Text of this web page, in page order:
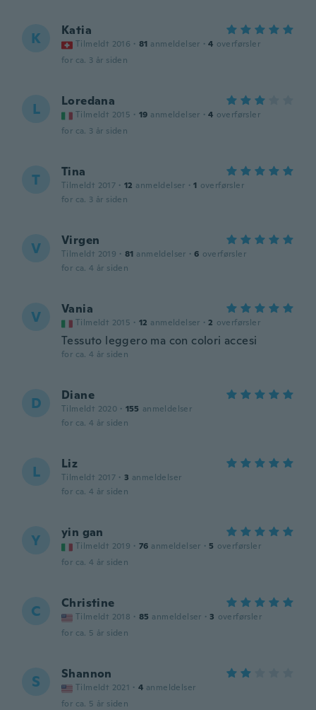
K Katia
Tilmeldt 2016 · 81 anmeldelser · 4 overførsler
for ca. 3 år siden
L Loredana
Tilmeldt 2015 · 19 anmeldelser · 4 overførsler
for ca. 3 år siden
T Tina
Tilmeldt 2017 · 12 anmeldelser · 1 overførsler
for ca. 3 år siden
V Virgen
Tilmeldt 2019 · 81 anmeldelser · 6 overførsler
for ca. 4 år siden
V Vania
Tilmeldt 2015 · 12 anmeldelser · 2 overførsler
Tessuto leggero ma con colori accesi
for ca. 4 år siden
D Diane
Tilmeldt 2020 · 155 anmeldelser
for ca. 4 år siden
L Liz
Tilmeldt 2017 · 3 anmeldelser
for ca. 4 år siden
Y yin gan
Tilmeldt 2019 · 76 anmeldelser · 5 overførsler
for ca. 4 år siden
C Christine
Tilmeldt 2018 · 85 anmeldelser · 3 overførsler
for ca. 5 år siden
S Shannon
Tilmeldt 2021 · 4 anmeldelser
for ca. 5 år siden